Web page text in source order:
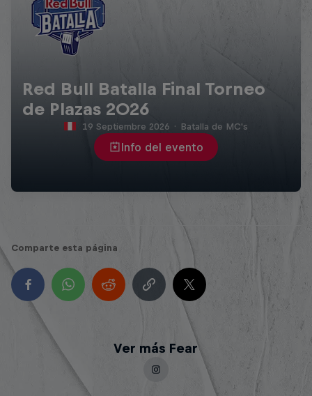
Red Bull Batalla Final Torneo
de Plazas 2026
Info del evento
19 Septiembre 2026 · Batalla de MC's
Comparte esta página
Ver más Fear